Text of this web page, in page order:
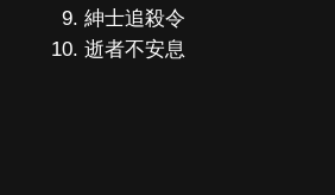
紳士追殺令
逝者不安息